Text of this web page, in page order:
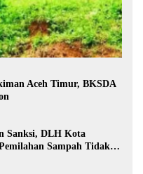
Aceh Timur, BKSDA
Sanksi, DLH Kota
Sampah Tidak